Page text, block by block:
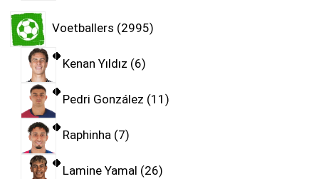
Voetballers 2995
Kenan Yıldız 6
Pedri González 11
Raphinha 7
Lamine Yamal 26